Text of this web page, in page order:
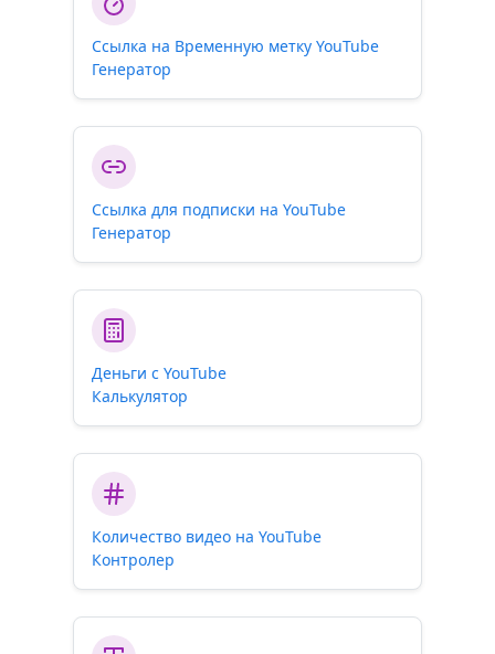
Ссылка на Временную метку YouTube
Генератор
Ссылка для подписки на YouTube
Генератор
Деньги с YouTube
Калькулятор
Количество видео на YouTube
Контролер